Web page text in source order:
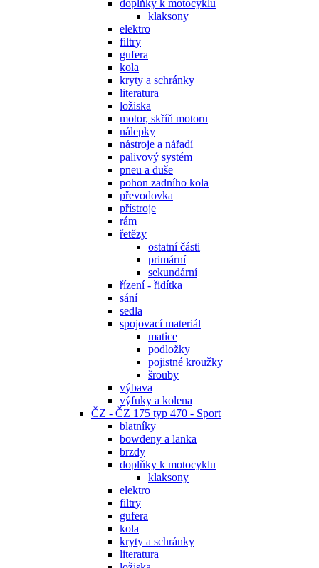
doplňky k motocyklu
klaksony
elektro
filtry
gufera
kola
kryty a schránky
literatura
ložiska
motor, skříň motoru
nálepky
nástroje a nářadí
palivový systém
pneu a duše
pohon zadního kola
převodovka
přístroje
rám
řetězy
ostatní části
primární
sekundární
řízení - řidítka
sání
sedla
spojovací materiál
matice
podložky
pojistné kroužky
šrouby
výbava
výfuky a kolena
ČZ - ČZ 175 typ 470 - Sport
blatníky
bowdeny a lanka
brzdy
doplňky k motocyklu
klaksony
elektro
filtry
gufera
kola
kryty a schránky
literatura